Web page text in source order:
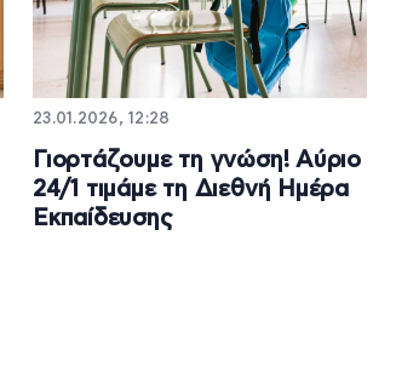
23.01.2026, 12:28
Γιορτάζουμε τη γνώση! Αύριο
24/1 τιμάμε τη Διεθνή Ημέρα
Εκπαίδευσης